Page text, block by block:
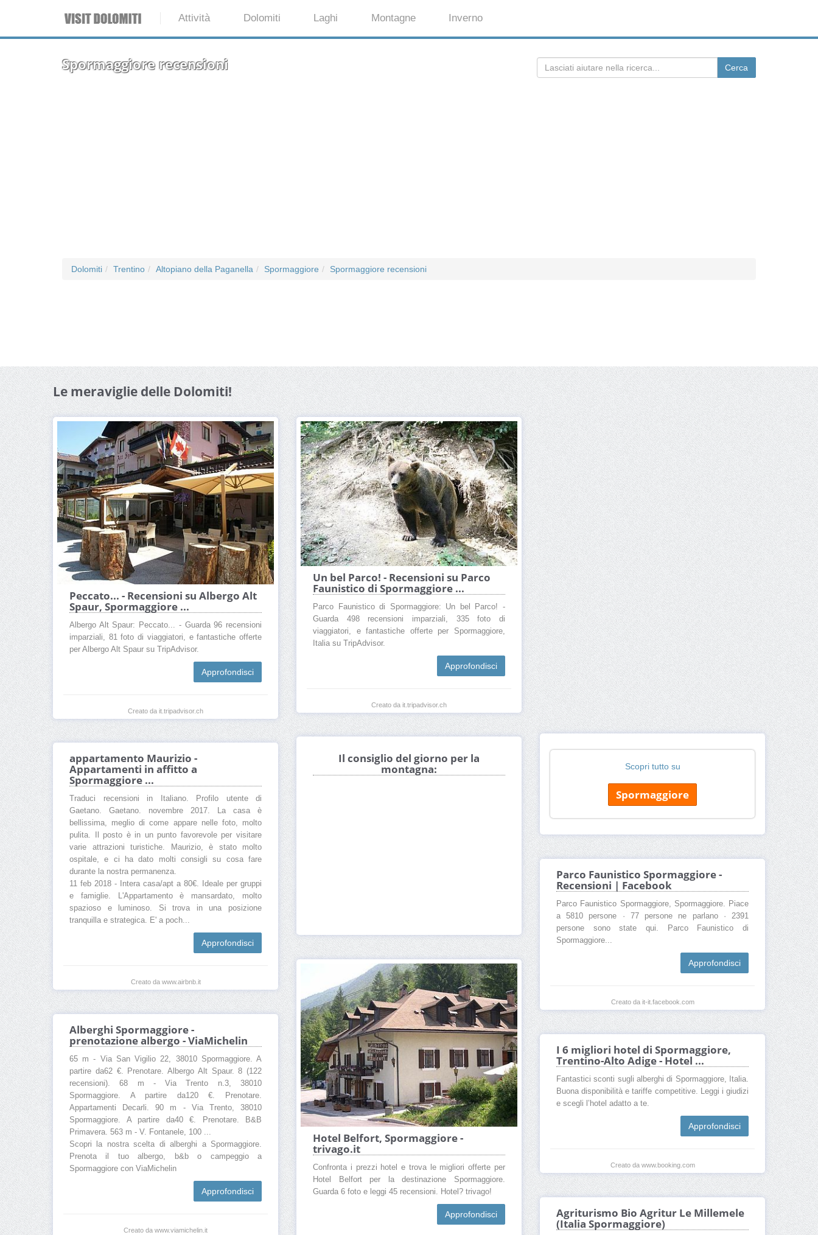
Attività Dolomiti Laghi Montagne Inverno
Spormaggiore recensioni
Dolomiti Trentino Altopiano della Paganella Spormaggiore Spormaggiore recensioni
Le meraviglie delle Dolomiti!
Peccato... - Recensioni su Albergo Alt
Spaur, Spormaggiore ...
Albergo Alt Spaur: Peccato... - Guarda 96 recensioni
imparziali, 81 foto di viaggiatori, e fantastiche offerte
per Albergo Alt Spaur su TripAdvisor.
Approfondisci
Creato da it.tripadvisor.ch
Un bel Parco! - Recensioni su Parco
Faunistico di Spormaggiore ...
Parco Faunistico di Spormaggiore: Un bel Parco! -
Guarda 498 recensioni imparziali, 335 foto di
viaggiatori, e fantastiche offerte per Spormaggiore,
Italia su TripAdvisor.
Approfondisci
Creato da it.tripadvisor.ch
Scopri tutto su
Spormaggiore
Il consiglio del giorno per la
montagna:
appartamento Maurizio -
Appartamenti in affitto a
Spormaggiore ...
Traduci recensioni in Italiano. Profilo utente di
Gaetano. Gaetano. novembre 2017. La casa è
bellissima, meglio di come appare nelle foto, molto
pulita. Il posto è in un punto favorevole per visitare
varie attrazioni turistiche. Maurizio, è stato molto
ospitale, e ci ha dato molti consigli su cosa fare
durante la nostra permanenza.
11 feb 2018 - Intera casa/apt a 80€. Ideale per gruppi
e famiglie. L'Appartamento è mansardato, molto
spazioso e luminoso. Si trova in una posizione
tranquilla e strategica. E' a poch...
Approfondisci
Creato da www.airbnb.it
Parco Faunistico Spormaggiore -
Recensioni | Facebook
Parco Faunistico Spormaggiore, Spormaggiore. Piace
a 5810 persone · 77 persone ne parlano · 2391
persone sono state qui. Parco Faunistico di
Spormaggiore...
Approfondisci
Creato da it-it.facebook.com
Hotel Belfort, Spormaggiore -
trivago.it
Confronta i prezzi hotel e trova le migliori offerte per
Hotel Belfort per la destinazione Spormaggiore.
Guarda 6 foto e leggi 45 recensioni. Hotel? trivago!
Approfondisci
Alberghi Spormaggiore -
prenotazione albergo - ViaMichelin
65 m - Via San Vigilio 22, 38010 Spormaggiore. A
partire da62 €. Prenotare. Albergo Alt Spaur. 8 (122
recensioni). 68 m - Via Trento n.3, 38010
Spormaggiore. A partire da120 €. Prenotare.
Appartamenti Decarli. 90 m - Via Trento, 38010
Spormaggiore. A partire da40 €. Prenotare. B&B
Primavera. 563 m - V. Fontanele, 100 ...
Scopri la nostra scelta di alberghi a Spormaggiore.
Prenota il tuo albergo, b&b o campeggio a
Spormaggiore con ViaMichelin
Approfondisci
Creato da www.viamichelin.it
I 6 migliori hotel di Spormaggiore,
Trentino-Alto Adige - Hotel ...
Fantastici sconti sugli alberghi di Spormaggiore, Italia.
Buona disponibilità e tariffe competitive. Leggi i giudizi
e scegli l’hotel adatto a te.
Approfondisci
Creato da www.booking.com
Agriturismo Bio Agritur Le Millemele
(Italia Spormaggiore)